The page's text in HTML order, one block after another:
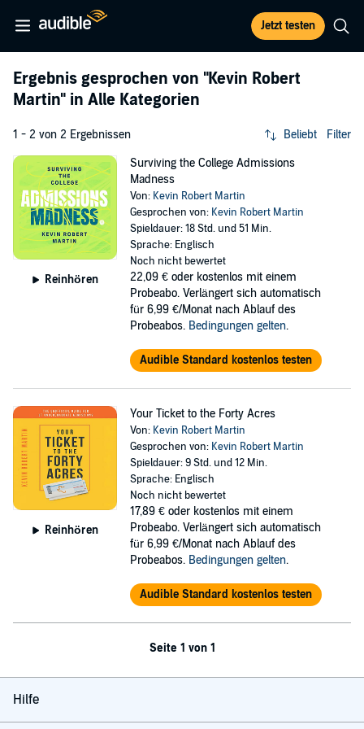
Jetzt testen
Ergebnis gesprochen von "Kevin Robert
Martin" in Alle Kategorien
1 - 2 von 2 Ergebnissen Beliebt Filter
Reinhören
Surviving the College Admissions
Madness
Von: Kevin Robert Martin
Gesprochen von: Kevin Robert Martin
Spieldauer: 18 Std. und 51 Min.
Sprache: Englisch
Noch nicht bewertet
22,09 € oder kostenlos mit einem
Probeabo. Verlängert sich automatisch
für 6,99 €/Monat nach Ablauf des
Probeabos. Bedingungen gelten.
Audible Standard kostenlos testen
Reinhören
Your Ticket to the Forty Acres
Von: Kevin Robert Martin
Gesprochen von: Kevin Robert Martin
Spieldauer: 9 Std. und 12 Min.
Sprache: Englisch
Noch nicht bewertet
17,89 € oder kostenlos mit einem
Probeabo. Verlängert sich automatisch
für 6,99 €/Monat nach Ablauf des
Probeabos. Bedingungen gelten.
Audible Standard kostenlos testen
Seite 1 von 1
Hilfe